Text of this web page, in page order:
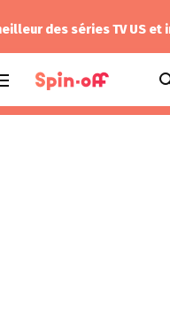
des séries TV US
Drannocka noté14à